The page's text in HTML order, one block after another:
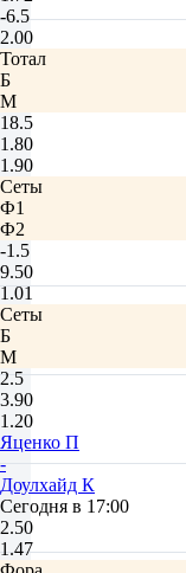
-6.5
2.00
Тотал
Б
М
18.5
1.80
1.90
Сеты
Ф1
Ф2
-1.5
9.50
1.01
Сеты
Б
М
2.5
3.90
1.20
Яценко П
-
Доулхайд К
Сегодня в 17:00
2.50
1.47